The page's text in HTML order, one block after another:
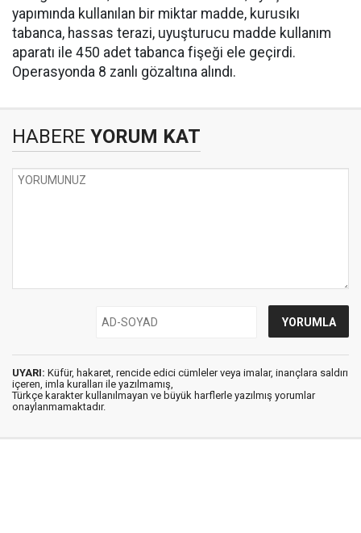
yapımında kullanılan bir miktar madde, kurusıkı
tabanca, hassas terazi, uyuşturucu madde kullanım
aparatı ile 450 adet tabanca fişeği ele geçirdi.
Operasyonda 8 zanlı gözaltına alındı.
HABERE YORUM KAT
UYARI: Küfür, hakaret, rencide edici cümleler veya imalar, inançlara saldırı
içeren, imla kuralları ile yazılmamış,
Türkçe karakter kullanılmayan ve büyük harflerle yazılmış yorumlar
onaylanmamaktadır.